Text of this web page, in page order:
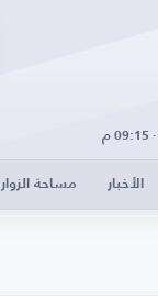
الأخبار مساحة الزوار